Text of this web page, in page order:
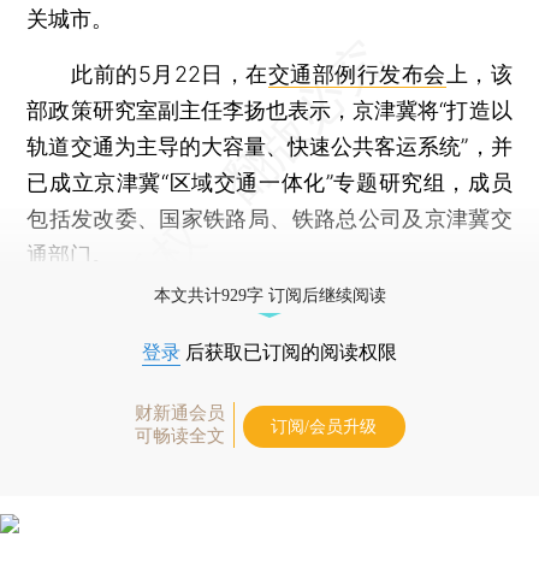
关城市。
此前的5月22日，在交通部例行发布会 上，该
部政策研究室副主任李扬也表示，京津冀将“打造以
轨道交通为主导的大容量、快速公共客运系统”，并
已成立京津冀“区域交通一体化”专题研究组，成员
包括发改委、国家铁路局、铁路总公司及京津冀交
通部门。
本文共计929字 订阅后继续阅读
登录 后获取已订阅的阅读权限
财新通会员
可畅读全文
订阅/会员升级